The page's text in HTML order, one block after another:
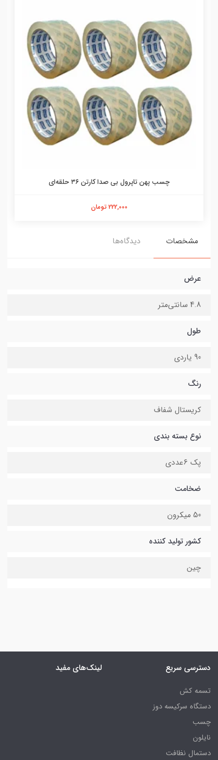
چسب پهن تاپرول بی صدا کارتن ۳۶ حلقه‌ای
222,000 تومان
مشخصات دیدگاه‌ها
عرض
4.8 سانتی‌متر
طول
90 یاردی
رنگ
کریستال شفاف
نوع بسته بندی
پک 6عددی
ضخامت
50 میکرون
کشور تولید کننده
چین
دسترسی سریع
تسمه کش
دستگاه سرکیسه دوز
چسب
نایلون
دستمال نظافت
لینک‌های مفید